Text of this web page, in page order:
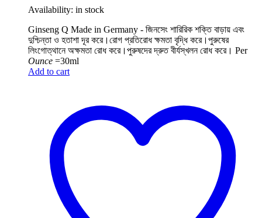
Availability: in stock
Ginseng Q Made in Germany - জিনসেং শারিরিক শক্তি বাড়ায় এবং
দুশ্চিন্তা ও হতাশা দূর করে।রোগ প্রতিরোধ ক্ষমতা বৃদ্ধি করে।পুরুষের
লিংগোত্থানে অক্ষমতা রোধ করে।পুরুষদের দ্রুত বীর্যস্খলন রোধ করে। Per
Ounce =30ml
Add to cart